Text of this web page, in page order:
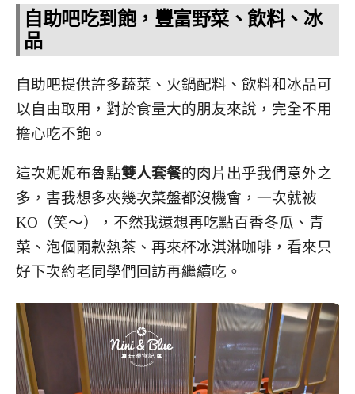
自助吧吃到飽，豐富野菜、飲料、冰
品
自助吧提供許多蔬菜、火鍋配料、飲料和冰品可
以自由取用，對於食量大的朋友來說，完全不用
擔心吃不飽。
這次妮妮布魯點雙人套餐的肉片出乎我們意外之
多，害我想多夾幾次菜盤都沒機會，一次就被
KO（笑～），不然我還想再吃點百香冬瓜、青
菜、泡個兩款熱茶、再來杯冰淇淋咖啡，看來只
好下次約老同學們回訪再繼續吃。